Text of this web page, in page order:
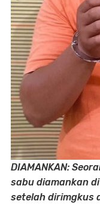
DIAMANKAN:
sabu diamankan
setelah dirimgkus